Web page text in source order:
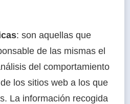
: son aquellas que
de las mismas el
del comportamiento
los sitios web a los que
La información recogida